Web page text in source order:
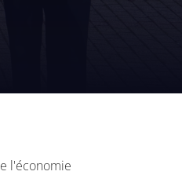
l'économie